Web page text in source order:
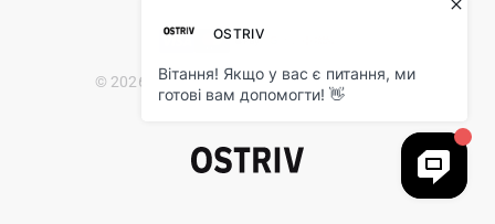
© 2026 Ostriv.ua Store. All Rights Reserved.